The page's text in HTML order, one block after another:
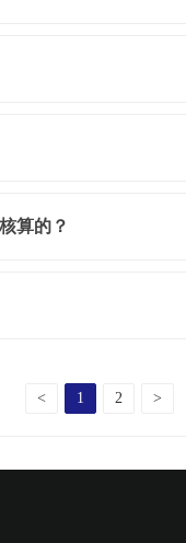
算的？
< 1 2 >